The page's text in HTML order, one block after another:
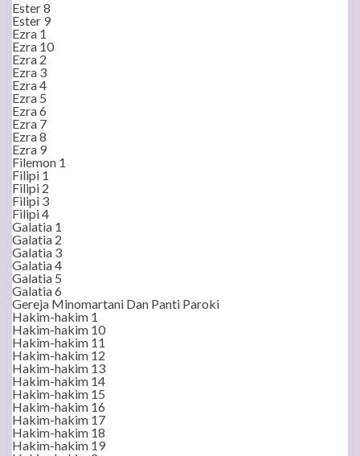
Ester 8
Ester 9
Ezra 1
Ezra 10
Ezra 2
Ezra 3
Ezra 4
Ezra 5
Ezra 6
Ezra 7
Ezra 8
Ezra 9
Filemon 1
Filipi 1
Filipi 2
Filipi 3
Filipi 4
Galatia 1
Galatia 2
Galatia 3
Galatia 4
Galatia 5
Galatia 6
Gereja Minomartani Dan Panti Paroki
Hakim-hakim 1
Hakim-hakim 10
Hakim-hakim 11
Hakim-hakim 12
Hakim-hakim 13
Hakim-hakim 14
Hakim-hakim 15
Hakim-hakim 16
Hakim-hakim 17
Hakim-hakim 18
Hakim-hakim 19